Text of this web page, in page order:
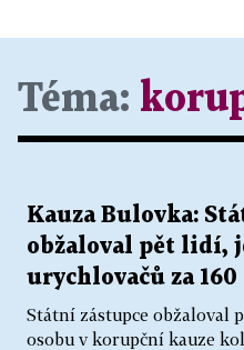
Téma:
Kauza Bulovka:
obžaloval pět lidí,
urychlovačů za
Státní zástupce obžaloval
osobu v korupční kauze